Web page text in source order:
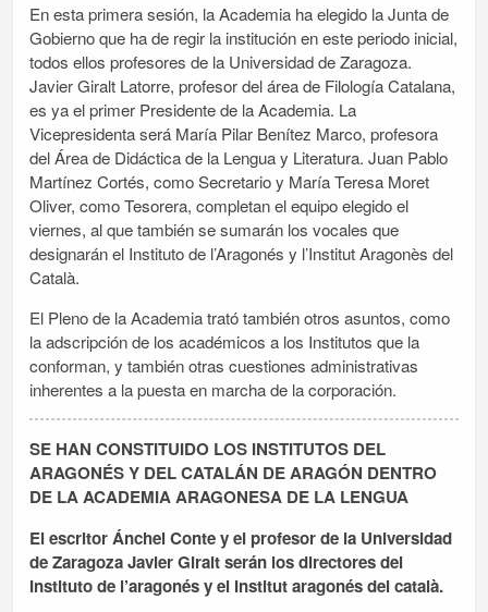
En esta primera sesión, la Academia ha elegido la Junta de
Gobierno que ha de regir la institución en este periodo inicial,
todos ellos profesores de la Universidad de Zaragoza.
Javier Giralt Latorre, profesor del área de Filología Catalana,
es ya el primer Presidente de la Academia. La
Vicepresidenta será María Pilar Benítez Marco, profesora
del Área de Didáctica de la Lengua y Literatura. Juan Pablo
Martínez Cortés, como Secretario y María Teresa Moret
Oliver, como Tesorera, completan el equipo elegido el
viernes, al que también se sumarán los vocales que
designarán el Instituto de l’Aragonés y l’Institut Aragonès del
Català.
El Pleno de la Academia trató también otros asuntos, como
la adscripción de los académicos a los Institutos que la
conforman, y también otras cuestiones administrativas
inherentes a la puesta en marcha de la corporación.
SE HAN CONSTITUIDO LOS INSTITUTOS DEL
ARAGONÉS Y DEL CATALÁN DE ARAGÓN DENTRO
DE LA ACADEMIA ARAGONESA DE LA LENGUA
El escritor Ánchel Conte y el profesor de la Universidad
de Zaragoza Javier Giralt serán los directores del
Instituto de l’aragonés y el Institut aragonés del català.